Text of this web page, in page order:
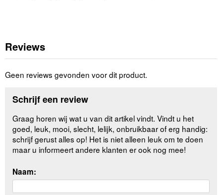
Reviews
Geen reviews gevonden voor dit product.
Schrijf een review
Graag horen wij wat u van dit artikel vindt. Vindt u het
goed, leuk, mooi, slecht, lelijk, onbruikbaar of erg handig:
schrijf gerust alles op! Het is niet alleen leuk om te doen
maar u informeert andere klanten er ook nog mee!
Naam: